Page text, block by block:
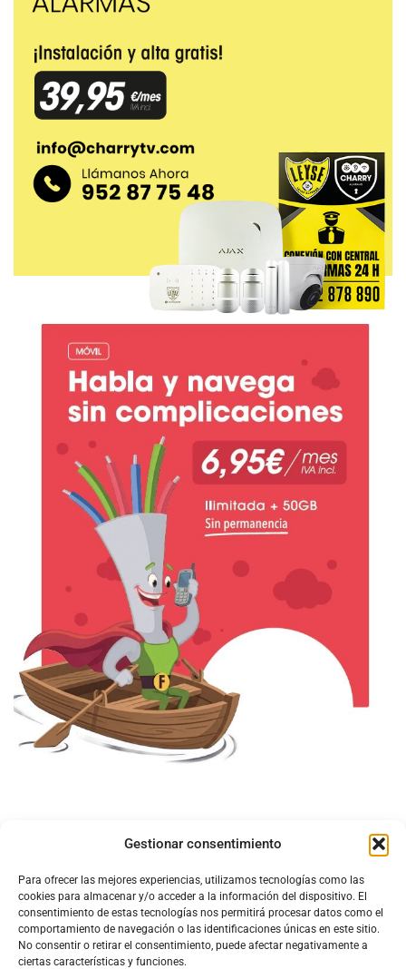
Gestionar consentimiento
Para ofrecer las mejores experiencias, utilizamos tecnologías como las
cookies para almacenar y/o acceder a la información del dispositivo. El
consentimiento de estas tecnologías nos permitirá procesar datos como el
comportamiento de navegación o las identificaciones únicas en este sitio.
No consentir o retirar el consentimiento, puede afectar negativamente a
ciertas características y funciones.